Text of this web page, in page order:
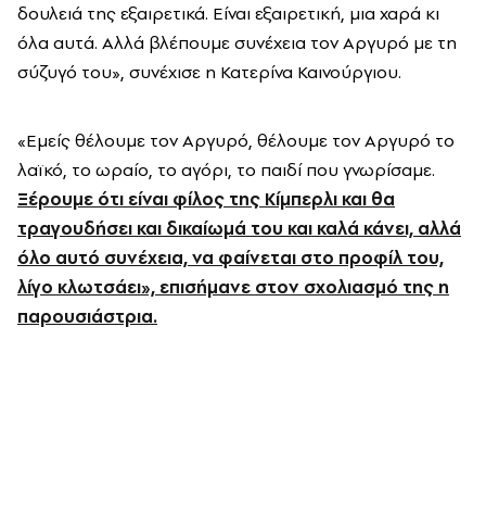
δουλειά της εξαιρετικά. Είναι εξαιρετική, μια χαρά κι
όλα αυτά. Αλλά βλέπουμε συνέχεια τον Αργυρό με τη
σύζυγό του», συνέχισε η Κατερίνα Καινούργιου.
«Εμείς θέλουμε τον Αργυρό, θέλουμε τον Αργυρό το
λαϊκό, το ωραίο, το αγόρι, το παιδί που γνωρίσαμε.
Ξέρουμε ότι είναι φίλος της Κίμπερλι και θα
τραγουδήσει και δικαίωμά του και καλά κάνει, αλλά
όλο αυτό συνέχεια, να φαίνεται στο προφίλ του,
λίγο κλωτσάει», επισήμανε στον σχολιασμό της η
παρουσιάστρια.